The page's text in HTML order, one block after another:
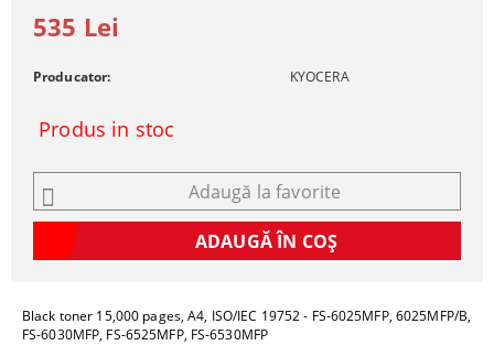
Black toner 15,000 pages, A4, ISO/IEC 19752 - FS-6025MFP, 6025MFP/B,
FS-6030MFP, FS-6525MFP, FS-6530MFP
535 Lei
Producator: KYOCERA
Produs in stoc
Adaugă la favorite